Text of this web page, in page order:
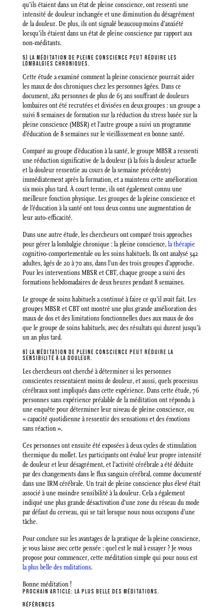
qu’ils étaient dans un état de pleine conscience, ont ressenti une
intensité de douleur inchangée et une diminution du désagrément
de la douleur. De plus, ils ont signalé beaucoup moins d’anxiété
lorsqu’ils étaient dans un état de pleine conscience par rapport aux
non-méditants.
5) LA MÉDITATION DE PLEINE CONSCIENCE PEUT RÉDUIRE LES
LOMBALGIES CHRONIQUES.
Cette étude a examiné comment la pleine conscience pourrait aider
les maux de dos chroniques chez les personnes âgées. Dans ce
document, 282 personnes de plus de 65 ans souffrant de douleurs
lombaires ont été recrutées et divisées en deux groupes : un groupe a
suivi 8 semaines de formation sur la réduction du stress basée sur la
pleine conscience (MBSR) et l’autre groupe a suivi un programme
d’éducation de 8 semaines sur le vieillissement en bonne santé.
Comparé au groupe d’éducation à la santé, le groupe MBSR a ressenti
une réduction significative de la douleur (à la fois la douleur actuelle
et la douleur ressentie au cours de la semaine précédente)
immédiatement après la formation, et a maintenu cette amélioration
six mois plus tard. À court terme, ils ont également connu une
meilleure fonction physique. Les groupes de la pleine conscience et
de l’éducation à la santé ont tous deux connu une augmentation de
leur auto-efficacité.
Dans une autre étude, les chercheurs ont comparé trois approches
pour gérer la lombalgie chronique : la pleine conscience,la thérapie
cognitivo-comportementale ou les soins habituels. Ils ont analysé 342
adultes, âgés de 20 à 70 ans, dans l’un des trois groupes d’approche.
Pour les interventions MBSR et CBT, chaque groupe a suivi des
formations hebdomadaires de deux heures pendant 8 semaines.
Le groupe de soins habituels a continué à faire ce qu’il avait fait. Les
groupes MBSR et CBT ont montré une plus grande amélioration des
maux de dos et des limitations fonctionnelles dues aux maux de dos
que le groupe de soins habituels, avec des résultats qui durent jusqu’à
un an plus tard.
6) LA MÉDITATION DE PLEINE CONSCIENCE PEUT RÉDUIRE LA
SENSIBILITÉ À LA DOULEUR.
Les chercheurs ont cherché à déterminer si les personnes
conscientes ressentaient moins de douleur, et aussi, quels processus
cérébraux sont impliqués dans cette expérience. Dans cette étude, 76
personnes sans expérience préalable de la méditation ont répondu à
une enquête pour déterminer leur niveau de pleine conscience, ou
« capacité quotidienne à ressentir des sensations et des émotions
sans réaction ».
Ces personnes ont ensuite été exposées à deux cycles de stimulation
thermique du mollet. Les participants ont évalué leur propre intensité
de douleur et leur désagrément, et l’activité cérébrale a été déduite
par des changements dans le flux sanguin cérébral, comme documenté
dans une IRM cérébrale. Un trait de pleine conscience plus élevé était
associé à une moindre sensibilité à la douleur. Cela a également
indiqué une plus grande désactivation d’une zone du réseau du mode
par défaut du cerveau, qui se tait lorsque nous nous occupons d’une
tâche.
Pour conclure sur les avantages de la pratique de la pleine conscience,
je vous laisse avec cette pensée : quel est le mal à essayer ? Je vvous
propose pour commencer, cette méditation simple qui pour nous est
la plus belle des mditations.
Bonne méditation !
PROCHAIN ARTICLE: LA PLUS BELLE DES MÉDITATIONS.
RÉFÉRENCES